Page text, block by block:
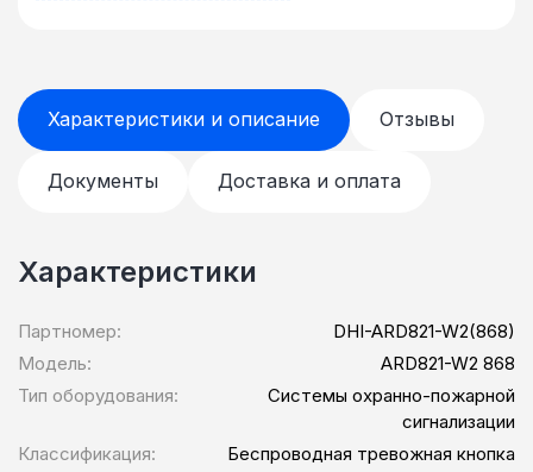
Характеристики и описание Отзывы
Документы Доставка и оплата
Характеристики
Партномер:
DHI-ARD821-W2(868)
Модель:
ARD821-W2 868
Тип оборудования:
Системы охранно-пожарной
сигнализации
Классификация:
Беспроводная тревожная кнопка